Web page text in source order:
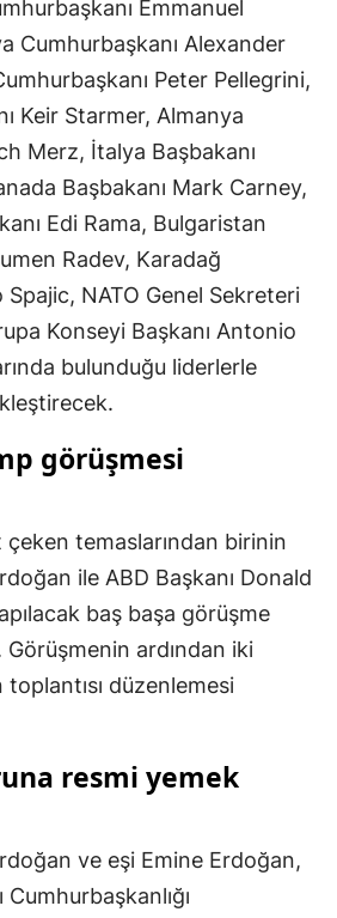
Kars
Kastamonu
Kayseri
Kırklareli
Kırşehir
Kocaeli
Konya
Kütahya
Malatya
Manisa
Mardin
Muş
Nevşehir
Ordu
Sakarya
Emmanuel
Cumhurbaşkanı Alexander
Peter Pellegrini,
Keir Starmer, Almanya
Merz, İtalya Başbakanı
Başbakanı Mark Carney,
Edi Rama, Bulgaristan
Radev, Karadağ
Spajic, NATO Genel Sekreteri
Konseyi Başkanı Antonio
bulunduğu liderlerle
görüşmesi
temaslarından birinin
ile ABD Başkanı Donald
baş başa görüşme
Görüşmenin ardından iki
düzenlemesi
resmi yemek
ve eşi Emine Erdoğan,